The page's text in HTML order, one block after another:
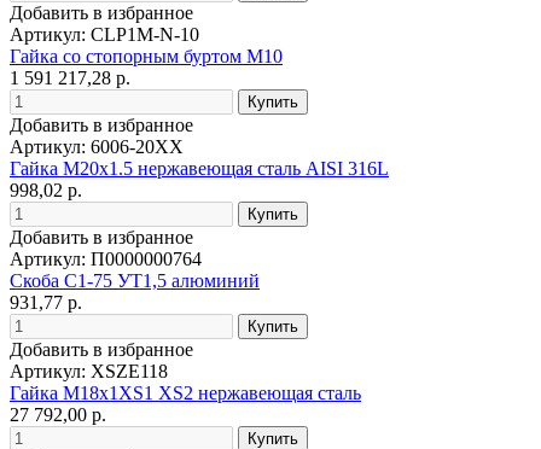
Добавить в избранное
Артикул: CLP1M-N-10
Гайка со стопорным буртом М10
1 591 217,28 р.
Добавить в избранное
Артикул: 6006-20XX
Гайка M20x1.5 нержавеющая сталь AISI 316L
998,02 р.
Добавить в избранное
Артикул: П0000000764
Скоба С1-75 УТ1,5 алюминий
931,77 р.
Добавить в избранное
Артикул: XSZE118
Гайка M18x1XS1 XS2 нержавеющая сталь
27 792,00 р.